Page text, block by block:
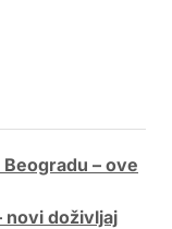
– ove
novi doživljaj